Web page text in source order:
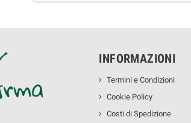
INFORMAZIONI
Termini e Condizioni
Cookie Policy
Costi di Spedizione